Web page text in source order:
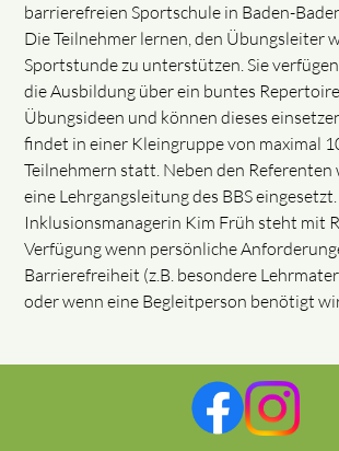
barrierefreien Sportschule in Baden-
Die Teilnehmer lernen, den Übungsleiter
Sportstunde zu unterstützen. Sie
die Ausbildung über ein buntes
Übungsideen und können dieses
findet in einer Kleingruppe von maximal
Teilnehmern statt. Neben den Referenten
eine Lehrgangsleitung des BBS
Inklusionsmanagerin Kim Früh steht mit
Verfügung wenn persönliche
Barrierefreiheit (z.B. besondere
oder wenn eine Begleitperson benötigt